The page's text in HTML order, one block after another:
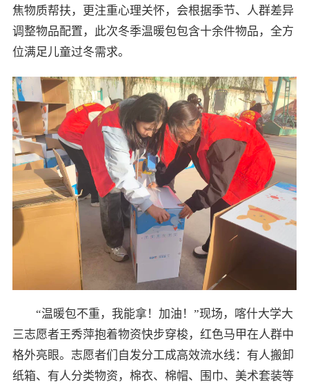
焦物质帮扶，更注重心理关怀，会根据季节、人群差异
调整物品配置，此次冬季温暖包包含十余件物品，全方
位满足儿童过冬需求。
“温暖包不重，我能拿！加油！”现场，喀什大学大
三志愿者王秀萍抱着物资快步穿梭，红色马甲在人群中
格外亮眼。志愿者们自发分工成高效流水线：有人搬卸
纸箱、有人分类物资，棉衣、棉帽、围巾、美术套装等